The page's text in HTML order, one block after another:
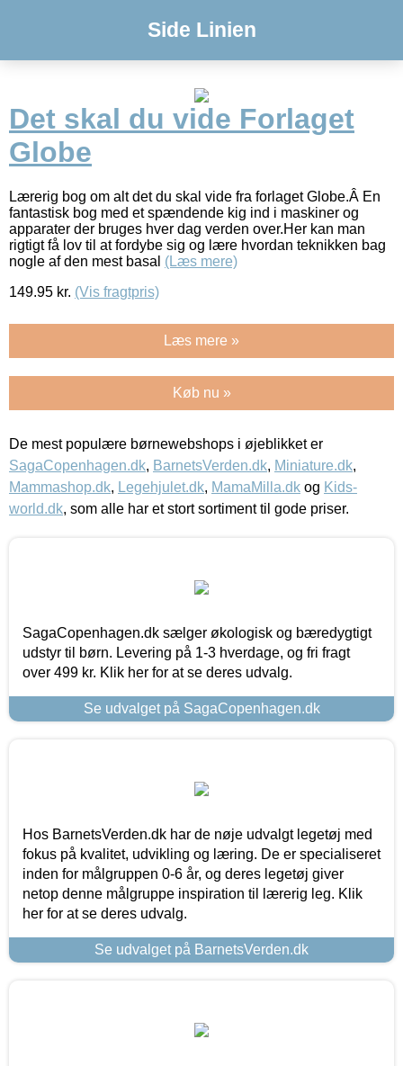
Side Linien
Det skal du vide Forlaget
Globe
Lærerig bog om alt det du skal vide fra forlaget Globe.Â En
fantastisk bog med et spændende kig ind i maskiner og
apparater der bruges hver dag verden over.Her kan man
rigtigt få lov til at fordybe sig og lære hvordan teknikken bag
nogle af den mest basal (Læs mere)
149.95 kr. (Vis fragtpris)
Læs mere »
Køb nu »
De mest populære børnewebshops i øjeblikket er
SagaCopenhagen.dk, BarnetsVerden.dk, Miniature.dk,
Mammashop.dk, Legehjulet.dk, MamaMilla.dk og Kids-
world.dk, som alle har et stort sortiment til gode priser.
SagaCopenhagen.dk sælger økologisk og bæredygtigt
udstyr til børn. Levering på 1-3 hverdage, og fri fragt
over 499 kr. Klik her for at se deres udvalg.
Se udvalget på SagaCopenhagen.dk
Hos BarnetsVerden.dk har de nøje udvalgt legetøj med
fokus på kvalitet, udvikling og læring. De er specialiseret
inden for målgruppen 0-6 år, og deres legetøj giver
netop denne målgruppe inspiration til lærerig leg. Klik
her for at se deres udvalg.
Se udvalget på BarnetsVerden.dk